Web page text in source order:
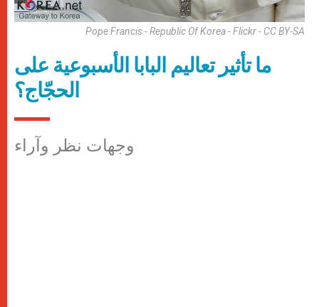
Pope Francis - Republic Of Korea - Flickr - CC BY-SA
ما تأثير تعاليم البابا الأسبوعية على
الحجّاج؟
وجهات نظر وآراء